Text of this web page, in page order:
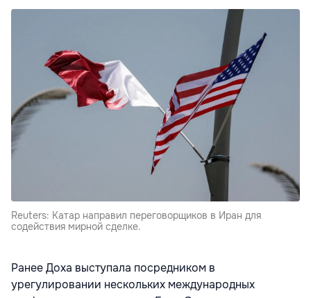
Reuters: Катар направил переговорщиков в Иран для
содействия мирной сделке.
Ранее Доха выступала посредником в
урегулировании нескольких международных